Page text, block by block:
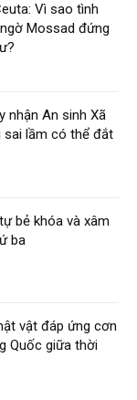
Vì sao tình
Mossad đứng
nhận An sinh Xã
sai lầm có thể đắt
bẻ khóa và xâm
ba
vật đáp ứng cơn
Quốc giữa thời